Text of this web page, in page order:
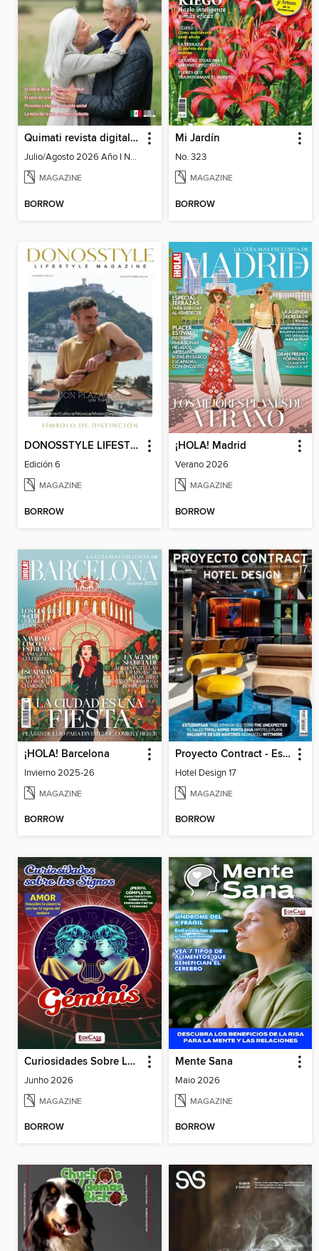
Quimati revista digital de psicología
Julio/Agosto 2026 Año I No. 6
MAGAZINE
BORROW
Mi Jardín
No. 323
MAGAZINE
BORROW
DONOSSTYLE LIFESTYLE MAGAZINE
Edición 6
MAGAZINE
BORROW
¡HOLA! Madrid
Verano 2026
MAGAZINE
BORROW
¡HOLA! Barcelona
Invierno 2025-26
MAGAZINE
BORROW
Proyecto Contract - Especiales
Hotel Design 17
MAGAZINE
BORROW
Curiosidades Sobre Los Signos
Junho 2026
MAGAZINE
BORROW
Mente Sana
Maio 2026
MAGAZINE
BORROW